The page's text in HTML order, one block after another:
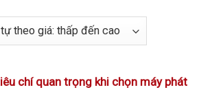
chí quan trọng khi chọn máy phát